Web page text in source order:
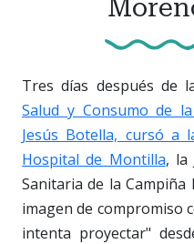
Tres días después de
Salud y Consumo de
Jesús Botella, cursó a
Hospital de Montilla, la
Sanitaria de la
imagen de compromiso
intenta proyectar"